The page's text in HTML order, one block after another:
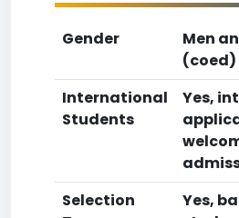
Gender
Men
(coed)
International
Students
Yes,
Selection
Yes,